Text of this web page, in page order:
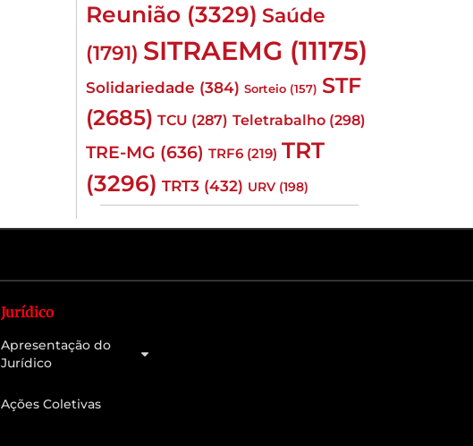
Reunião (3329) Saúde
(1791) SITRAEMG (11175)
Solidariedade (384) Sorteio (157) STF
(2685) TCU (287) Teletrabalho (298)
TRE-MG (636) TRF6 (219) TRT
(3296) TRT3 (432) URV (198)
Jurídico
Apresentação do
Jurídico
Ações Coletivas